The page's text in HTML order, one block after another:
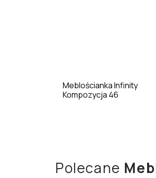
Meblościanka Infinity
Kompozycja 46
Polecane